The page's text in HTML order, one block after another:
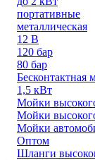
портативные
металлическая
12 В
120 бар
80 бар
Бесконтактная
1,5 кВт
Мойки
Мойки
Мойки
Оптом
Шланги